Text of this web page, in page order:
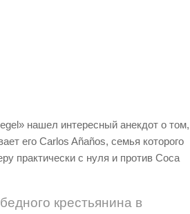
нашел интересный анекдот о том,
его Carlos Añaños, семья которого
практически с нуля и против Coca
крестьянина в